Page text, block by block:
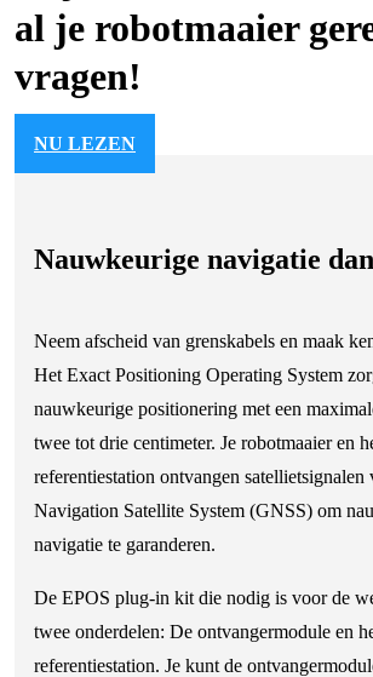
al je robotmaaier
vragen!
NU LEZEN
Nauwkeurige navigatie
Neem afscheid van grenskabels en maak
Het Exact Positioning Operating System
nauwkeurige positionering met een
twee tot drie centimeter. Je robotmaaier en
referentiestation ontvangen satellietsignalen
Navigation Satellite System (GNSS) om
navigatie te garanderen.
De EPOS plug-in kit die nodig is voor de
twee onderdelen: De ontvangermodule en
referentiestation. Je kunt de